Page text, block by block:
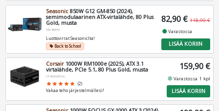
Seasonic 850W G12 GM-850 (2024),
semimodulaarinen ATX-virtalähde, 80 Plus
Gold, musta
SSR-850FM
Luottovirrat Seasoniclta!
local_offerBack to School
82,90 € 118,90 €
fiber_manual_recordVarastossa
LISÄÄ KORIIN
Corsair 1000W RM1000e (2025), ATX 3.1
virtalähde, PCIe 5.1, 80 Plus Gold, musta
CP-9020297-EU
star star star star star (2)
Vakaa teho järjestelmällesi!
159,90 €
fiber_manual_recordVarastossa 1 kpl
LISÄÄ KORIIN